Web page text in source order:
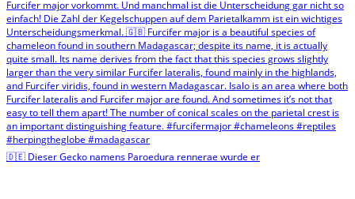
🇩🇪 Dieser Gecko namens Paroedura rennerae wurde er